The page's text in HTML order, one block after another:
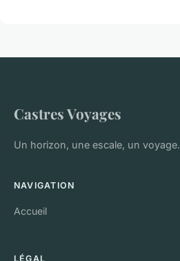
Castres Voyages
Un horizon, une escale, un voyage.
NAVIGATION
Accueil
LÉGAL